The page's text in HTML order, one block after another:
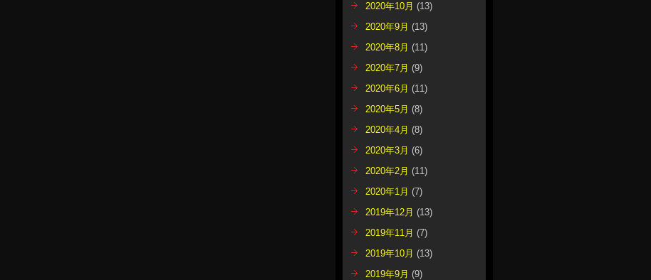
2020年10月 (13)
2020年9月 (13)
2020年8月 (11)
2020年7月 (9)
2020年6月 (11)
2020年5月 (8)
2020年4月 (8)
2020年3月 (6)
2020年2月 (11)
2020年1月 (7)
2019年12月 (13)
2019年11月 (7)
2019年10月 (13)
2019年9月 (9)